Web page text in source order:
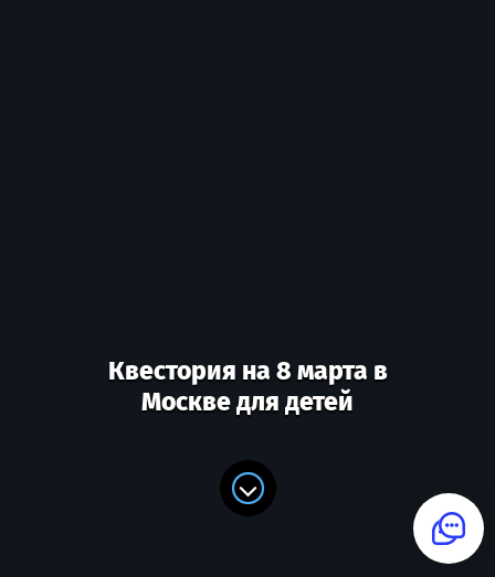
Квестория на 8 марта в
Москве для детей